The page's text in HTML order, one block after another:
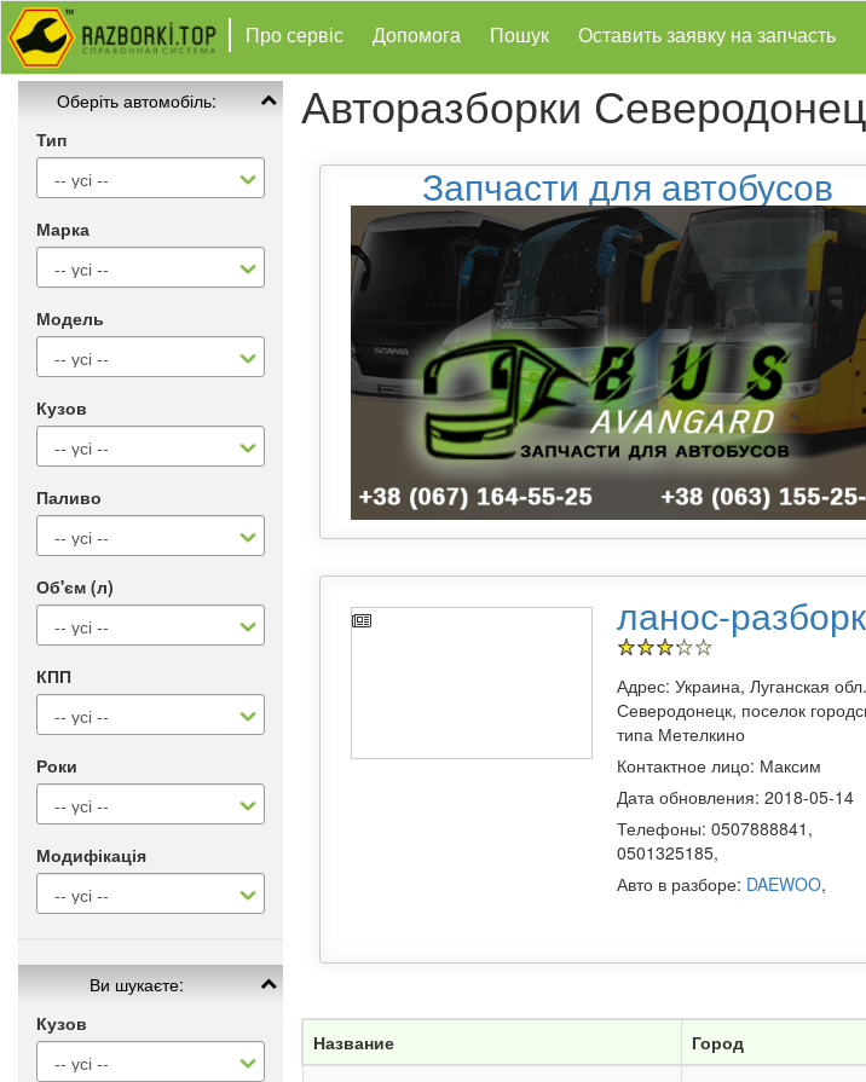
Про сервіс Допомога Пошук Оставить заявку на запчасть
Оберіть автомобіль:
Тип
Марка
Модель
Кузов
Паливо
Об'єм (л)
КПП
Роки
Модифікація
Ви шукаєте:
Кузов
Авторазборки
Запчасти для автобусов
ланос-
Адрес: Украина, Луганская
Северодонецк, поселок
типа Метелкино
Контактное лицо: Максим
Дата обновления: 2018-05-14
Телефоны: 0507888841,
0501325185,
Авто в разборе: DAEWOO,
Название Город